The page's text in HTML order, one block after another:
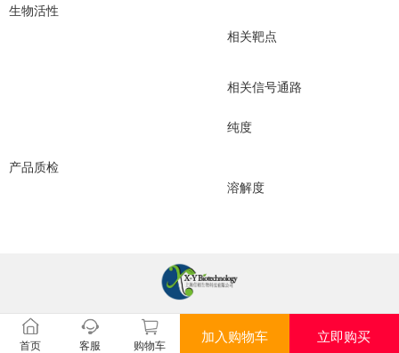
生物活性
相关靶点
相关信号通路
产品质检
纯度
溶解度
首页 客服 购物车 加入购物车 立即购买